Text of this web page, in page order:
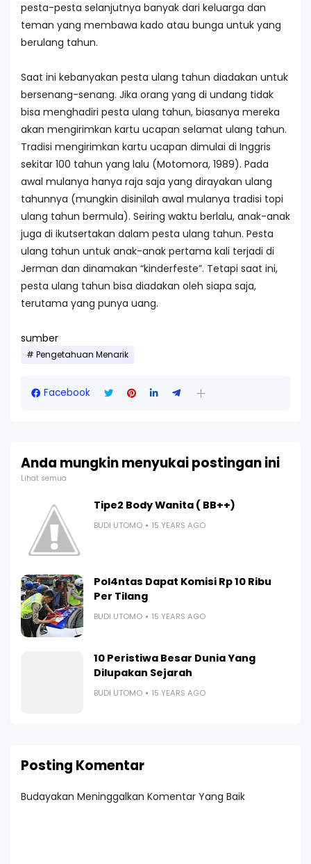
pesta-pesta selanjutnya banyak dari keluarga dan
teman yang membawa kado atau bunga untuk yang
berulang tahun.
Saat ini kebanyakan pesta ulang tahun diadakan untuk
bersenang-senang. Jika orang yang di undang tidak
bisa menghadiri pesta ulang tahun, biasanya mereka
akan mengirimkan kartu ucapan selamat ulang tahun.
Tradisi mengirimkan kartu ucapan dimulai di Inggris
sekitar 100 tahun yang lalu (Motomora, 1989). Pada
awal mulanya hanya raja saja yang dirayakan ulang
tahunnya (mungkin disinilah awal mulanya tradisi topi
ulang tahun bermula). Seiring waktu berlalu, anak-anak
juga di ikutsertakan dalam pesta ulang tahun. Pesta
ulang tahun untuk anak-anak pertama kali terjadi di
Jerman dan dinamakan “kinderfeste”. Tetapi saat ini,
pesta ulang tahun bisa diadakan oleh siapa saja,
terutama yang punya uang.
sumber
Pengetahuan Menarik
Facebook
Anda mungkin menyukai postingan ini
Lihat semua
Tipe2 Body Wanita ( BB++)
BUDI UTOMO 15 YEARS AGO
Pol4ntas Dapat Komisi Rp 10 Ribu
Per Tilang
BUDI UTOMO 15 YEARS AGO
10 Peristiwa Besar Dunia Yang
Dilupakan Sejarah
BUDI UTOMO 15 YEARS AGO
Posting Komentar
Budayakan Meninggalkan Komentar Yang Baik